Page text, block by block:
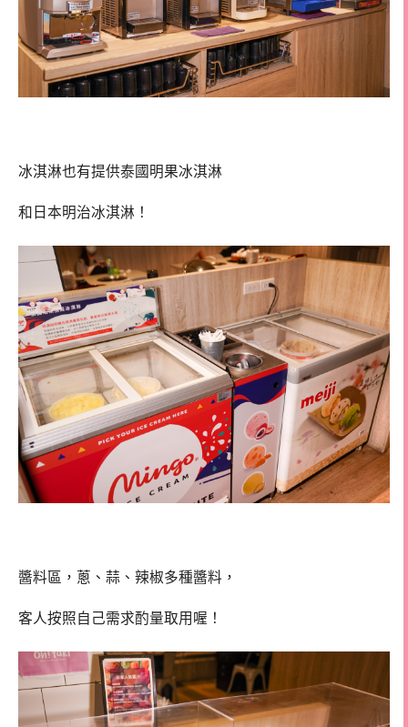
冰淇淋也有提供泰國明果冰淇淋
和日本明治冰淇淋！
醬料區，蔥、蒜、辣椒多種醬料，
客人按照自己需求酌量取用喔！